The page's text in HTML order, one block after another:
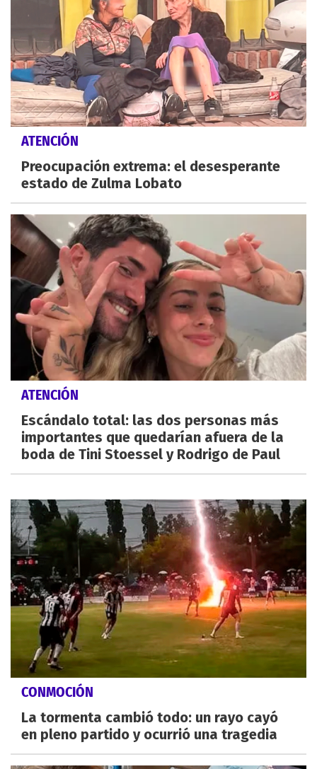
ATENCIÓN
Preocupación extrema: el desesperante
estado de Zulma Lobato
ATENCIÓN
Escándalo total: las dos personas más
importantes que quedarían afuera de la
boda de Tini Stoessel y Rodrigo de Paul
CONMOCIÓN
La tormenta cambió todo: un rayo cayó
en pleno partido y ocurrió una tragedia